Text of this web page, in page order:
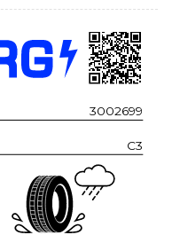
3002699
C3